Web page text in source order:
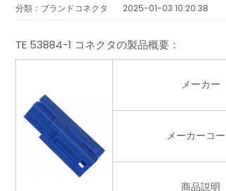
分類：ブランドコネクタ 2025-01-03 10:20:38
TE 53884-1 コネクタの製品概要：
メーカー
メーカーコ
商品説明